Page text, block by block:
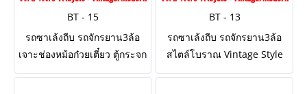
BT - 15
รถซาเล้งถีบ รถจักรยาน3ล้อ
เจาะช่องหม้อก๋วยเตี๋ยว ตู้กระจก
ไม้ 18 นิ้ว วินเทจสไตล์
BT - 13
รถซาเล้งถีบ รถจักรยาน3ล้อ
สไตล์โบราณ Vintage Style
หลังคาผ้าใบ "โครงสร้างแกร่ง